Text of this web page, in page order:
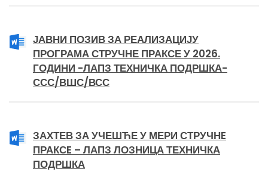
ЈАВНИ ПОЗИВ ЗА РЕАЛИЗАЦИЈУ
ПРОГРАМА СТРУЧНЕ ПРАКСЕ У 2026.
ГОДИНИ -ЛАПЗ ТЕХНИЧКА ПОДРШКА-
ССС/ВШС/ВСС
ЗАХТЕВ ЗА УЧЕШЋЕ У МЕРИ СТРУЧНE
ПРАКСE – ЛАПЗ ЛОЗНИЦА ТЕХНИЧКА
ПОДРШКА